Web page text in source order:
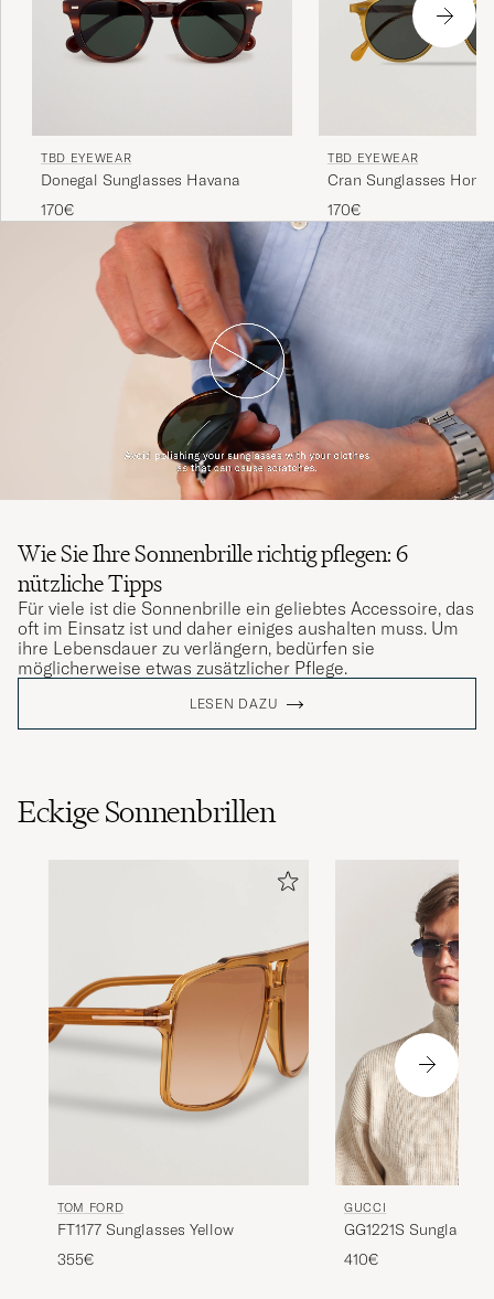
TBD EYEWEAR
Donegal Sunglasses Havana
170€
TBD EYEWEAR
Cran Sunglasses Honey
170€
Wie Sie Ihre Sonnenbrille richtig pflegen: 6
nützliche Tipps
Für viele ist die Sonnenbrille ein geliebtes Accessoire, das
oft im Einsatz ist und daher einiges aushalten muss. Um
ihre Lebensdauer zu verlängern, bedürfen sie
möglicherweise etwas zusätzlicher Pflege.
LESEN DAZU
Eckige Sonnenbrillen
TOM FORD
FT1177 Sunglasses Yellow
355€
GUCCI
GG1221S
410€